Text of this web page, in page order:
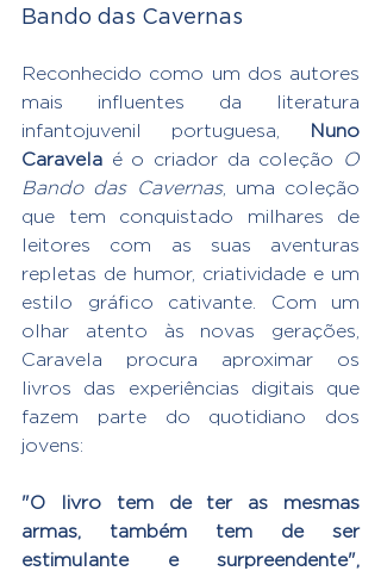
Bando das Cavernas
Reconhecido como um dos autores
mais influentes da literatura
infantojuvenil portuguesa,
Nuno
Caravela é o criador da coleção O
Bando das Cavernas, uma coleção
que tem conquistado milhares de
leitores com as suas aventuras
repletas de humor, criatividade e um
estilo gráfico cativante. Com um
olhar atento às novas gerações,
Caravela procura aproximar os
livros das experiências digitais que
fazem parte do quotidiano dos
jovens:
"O livro tem de ter as mesmas
armas, também tem de ser